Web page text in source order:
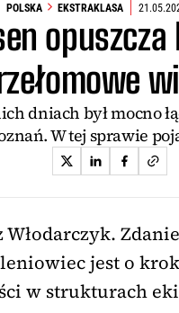
POLSKA EKSTRAKLASA
opuszcza
dniach był mocno
W tej sprawie
Włodarczyk.
jest o
w strukturach